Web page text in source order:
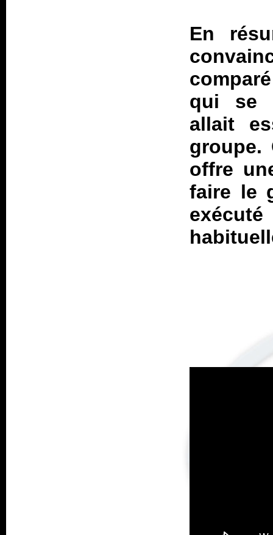
En
qui se
allait
groupe.
offre
faire le